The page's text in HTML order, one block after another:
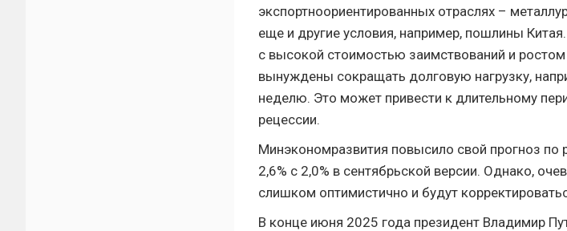
экспортноориентированных отраслях –
еще и другие условия, например, пошлины
с высокой стоимостью заимствований и
вынуждены сокращать долговую нагрузку,
неделю. Это может привести к длительному
рецессии.
Минэкономразвития повысило свой прогноз
2,6% с 2,0% в сентябрьской версии. Однако,
слишком оптимистично и будут
В конце июня 2025 года президент Владимир